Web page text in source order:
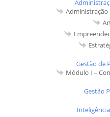
Administração
Gestão de
Módulo I –
Gestão